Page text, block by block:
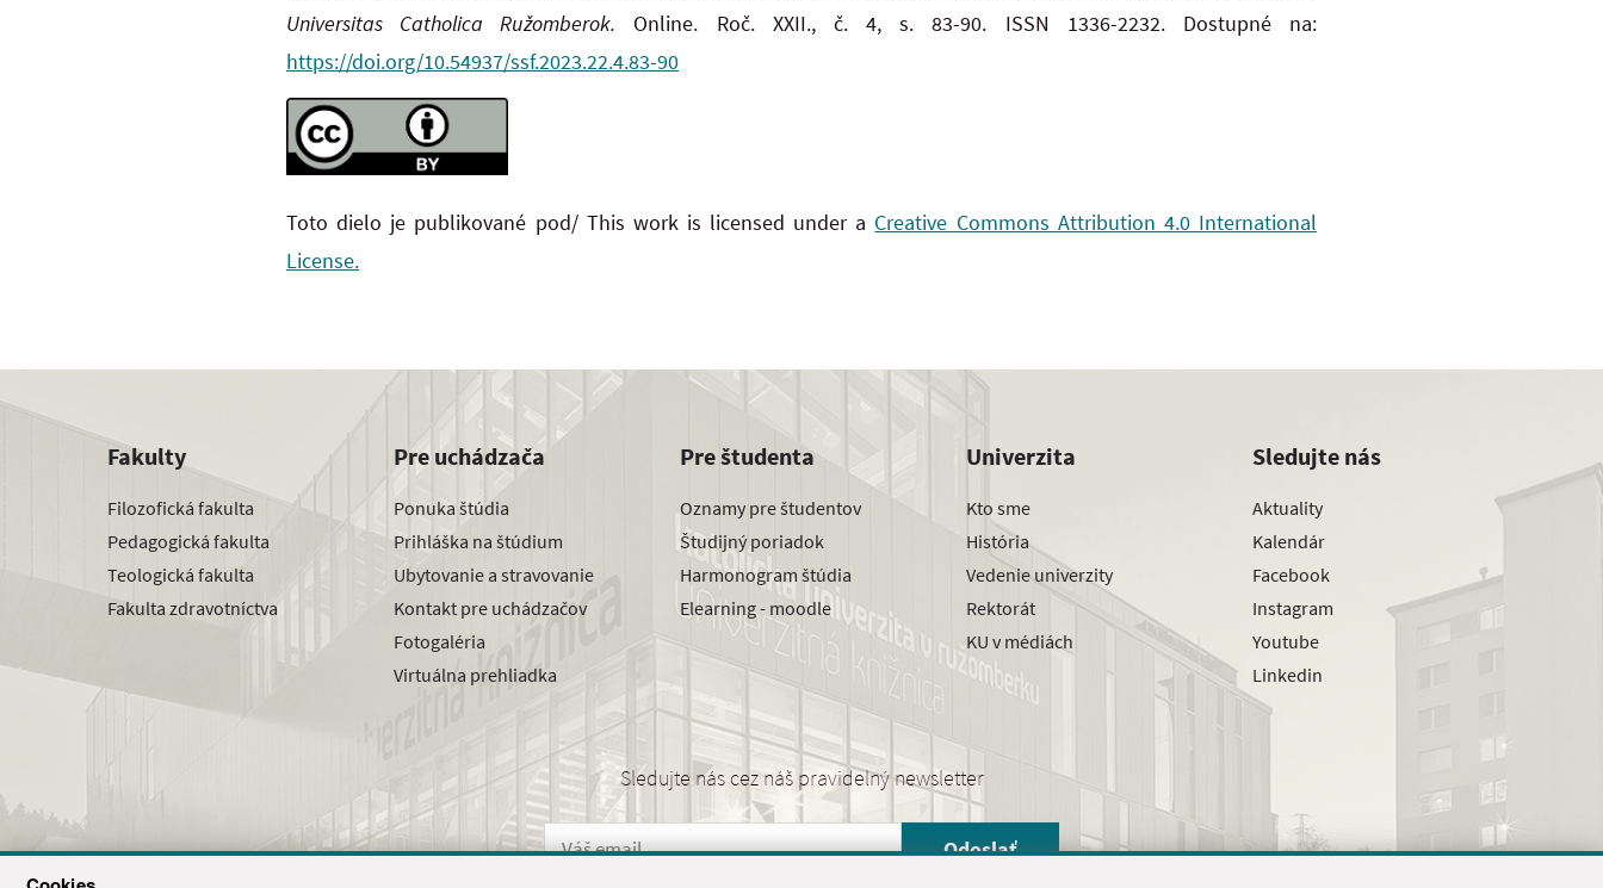
Universitas Catholica Ružomberok. Online. Roč. XXII., č. 4, s. 83-90. ISSN 1336-2232. Dostupné na:
https://doi.org/10.54937/ssf.2023.22.4.83-90
Toto dielo je publikované pod/ This work is licensed under a Creative Commons Attribution 4.0 International
License.
Fakulty
Filozofická fakulta
Pedagogická fakulta
Teologická fakulta
Fakulta zdravotníctva
Pre uchádzača
Ponuka štúdia
Prihláška na štúdium
Ubytovanie a stravovanie
Kontakt pre uchádzačov
Fotogaléria
Virtuálna prehliadka
Pre študenta
Oznamy pre študentov
Študijný poriadok
Harmonogram štúdia
Elearning - moodle
Univerzita
Kto sme
História
Vedenie univerzity
Rektorát
KU v médiách
Sledujte nás
Aktuality
Kalendár
Facebook
Instagram
Youtube
Linkedin
Sledujte nás cez náš pravidelný newsletter
Odoslať